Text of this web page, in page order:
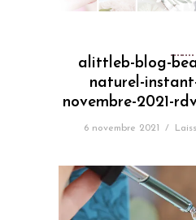
alittleb-blog-
naturel-
novembre-2021-
6 novembre 2021 /